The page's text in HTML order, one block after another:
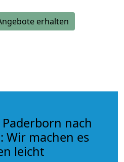
erhalten
nach
Wir machen es
leicht